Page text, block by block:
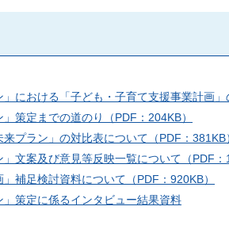
における「子ども・子育て支援事業計画
策定までの道のり（PDF：204KB）
プラン」の対比表について（PDF：381KB
文案及び意見等反映一覧について（PDF：
補足検討資料について（PDF：920KB）
」策定に係るインタビュー結果資料